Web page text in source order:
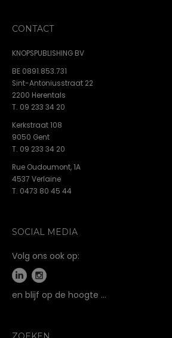
CONTACT
KNOPSPUBLISHING BV
BE 0891.853.731
Sint-Antoniusstraat 22
2200 Herentals
T. 09 233 34 20
Kerkstraat 108
9050 Gent
T. 09 233 34 20
Rue Oudoumont, 1A
4537 Verlaine
T. 0473 80 45 44
SOCIAL MEDIA
Volg ons ook op:
en blijf op de hoogte …